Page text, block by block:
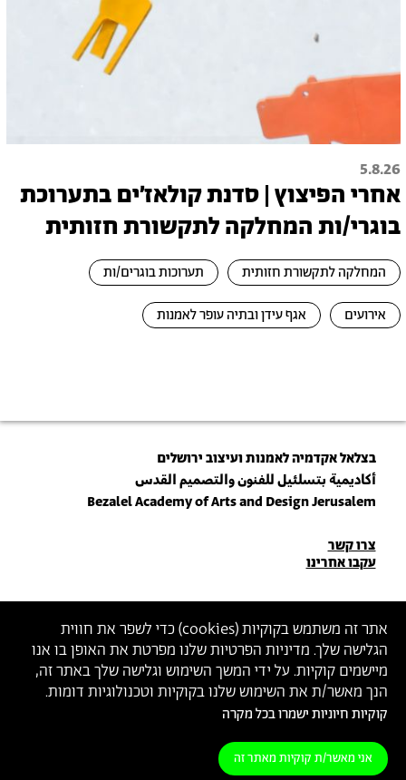
אתר זה משתמש בקוקיות (cookies) כדי לשפר את חווית
הגלישה שלך. מדיניות הפרטיות שלנו מפרטת את האופן בו אנו
מיישמים קוקיות. על ידי המשך השימוש וגלישה שלך באתר זה,
הנך מאשר/ת את השימוש שלנו בקוקיות וטכנולוגיות דומות.
קוקיות חיוניות ישמרו בכל מקרה
אני מאשר/ת קוקיות מאתר זה
5.8.26
אחרי הפיצוץ | סדנת קולאז׳ים בתערוכת
בוגרי/ות המחלקה לתקשורת חזותית
המחלקה לתקשורת חזותית תערוכות בוגרים/ות
אירועים אגף עידן ובתיה עופר לאמנות
בצלאל אקדמיה לאמנות ועיצוב ירושלים
أكاديمية بتسلئيل للفنون والتصميم القدس
Bezalel Academy of Arts and Design Jerusalem
פרטי
יצירת
קשר
צרו קשר
עקבו אחרינו
הצטרפו לניוזלטר שלנו
הכניסו כתובת מייל
ההצטרפות מהווה הסכמה למדיניות הפרטיות ול תנאי השימוש של בצלאל
הצהרת נגישות מדיניות פרטיות